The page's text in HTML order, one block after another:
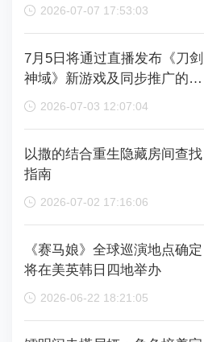
2026-07-07 17:53:03
7月5日将通过直播发布《刀剑
神域》新游戏及同步推广的动
画内容，整场直播时长为110分
2026-07-03 12:07:04
以撒的结合重生隐藏房间查找
指南
2026-07-02 17:16:06
《赛马娘》全球巡演地点确定
将在美英韩日四地举办
2026-06-22 18:21:05